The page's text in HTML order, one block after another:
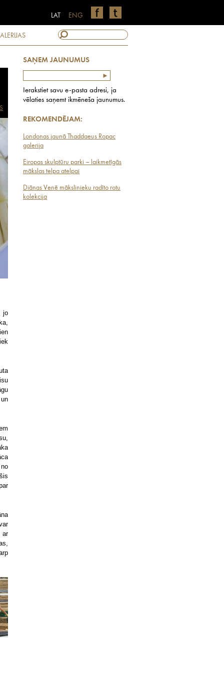
ENG
LAT
SAŅEM JAUNUMUS
Ierakstiet savu e-pasta adresi, ja
vēlaties saņemt ikmēneša jaunumus.
REKOMENDĒJAM:
Londonas jaunā Thaddaeus Ropac
galerija
Eiropas skulptūru parki – laikmetīgās
mākslas telpa atelpai
Diānas Venē mākslinieku radīto rotu
kolekcija
jo